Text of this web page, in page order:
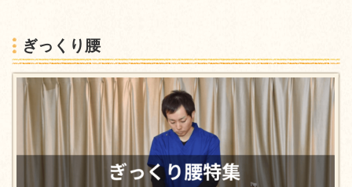
ぎっくり腰